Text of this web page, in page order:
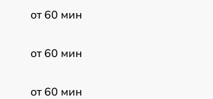
от 60 мин
от 60 мин
от 60 мин